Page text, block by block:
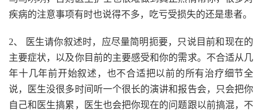
疾病的注意事项有时也说得不多，吃亏受损失的还是患者。
2、 医生请你叙述时，应尽量简明扼要，只说目前和现在的
主要症状，以及你目前的主要感受和你的需求。不合适从几
年十几年前开始叙述，也不合适把以前的所有治疗细节全
说，医生没很多时间听一个很长的演讲和报告会，只会把你
自己和医生搞累，医生也会把你现在的问题跟以前搞混，不